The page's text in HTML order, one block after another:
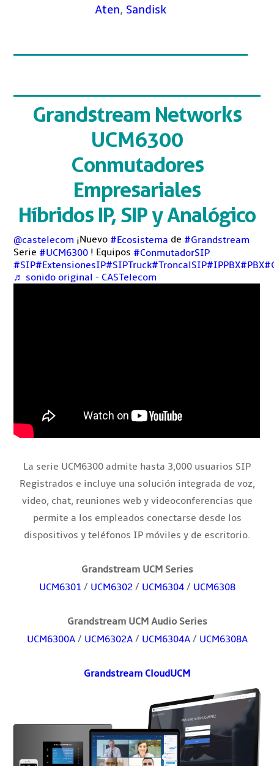
Aten, Sandisk
Grandstream Networks
UCM6300
Conmutadores
Empresariales
Híbridos IP, SIP y Analógico
@castelecom ¡Nuevo#Ecosistema de#Grandstream
Serie#UCM6300 ! Equipos#ConmutadorSIP
#SIP#ExtensionesIP#SIPTruck#TroncalSIP#IPPBX#PBX
♬ sonido original - CASTelecom
La serie UCM6300 admite hasta 3,000 usuarios SIP
Registrados e incluye una solución integrada de voz,
video, chat, reuniones web y videoconferencias que
permite a los empleados conectarse desde los
dispositivos y teléfonos IP móviles y de escritorio.
Grandstream UCM Series
UCM6301/ UCM6302/ UCM6304/ UCM6308
Grandstream UCM Audio Series
UCM6300A/ UCM6302A/ UCM6304A/ UCM6308A
Grandstream CloudUCM